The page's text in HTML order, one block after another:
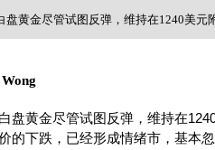
盘黄金尽管试图反弹，维持在1240美元
盘黄金尽管试图反弹，维持在
的下跌，已经形成情绪市，基本